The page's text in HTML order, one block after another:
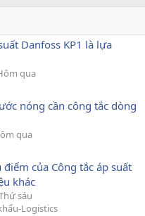
Danfoss KP1 là lựa
qua
nóng cần công tắc dòng
qua
của Công tắc áp suất
khác
sáu
Logistics